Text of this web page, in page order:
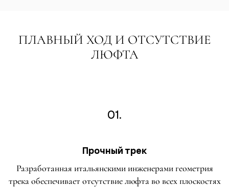
ПЛАВНЫЙ ХОД И ОТСУТСТВИЕ
ЛЮФТА
01.
Прочный трек
Разработанная итальянскими инженерами геометрия
трека обеспечивает отсутствие люфта во всех плоскостях